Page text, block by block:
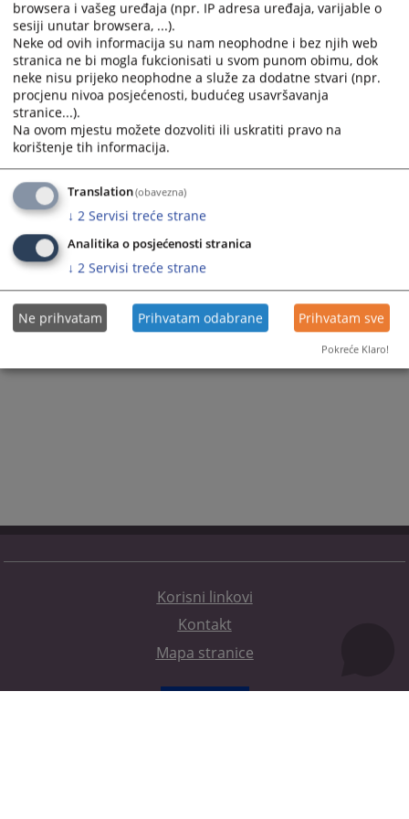
Prateći dokumenti
Dnevni red 255.
131PREGLEDA
Korisni linkovi
Kontakt
Mapa stranice
browsera i vašeg uređaja (npr. IP adresa uređaja, varijable o
sesiji unutar browsera, ...).
Neke od ovih informacija su nam neophodne i bez njih web
stranica ne bi mogla fukcionisati u svom punom obimu, dok
neke nisu prijeko neophodne a služe za dodatne stvari (npr.
procjenu nivoa posjećenosti, budućeg usavršavanja
stranice...).
Na ovom mjestu možete dozvoliti ili uskratiti pravo na
korištenje tih informacija.
Translation(obavezna)
↓ 2 Servisi treće strane
Analitika o posjećenosti stranica
↓ 2 Servisi treće strane
Ne prihvatam Prihvatam odabrane Prihvatam sve
Pokreće Klaro!